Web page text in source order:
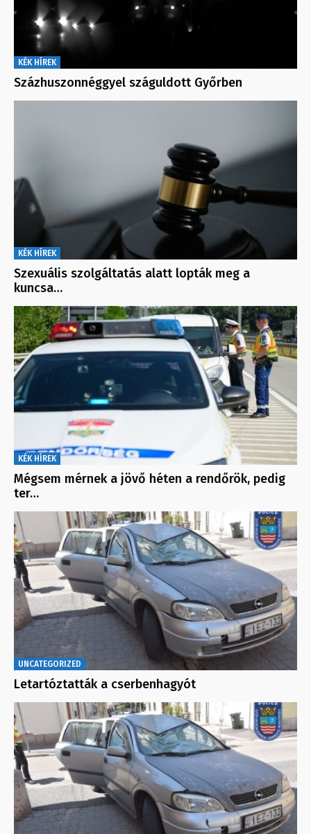
KÉK HÍREK
Százhuszonnéggyel száguldott Győrben
KÉK HÍREK
Szexuális szolgáltatás alatt lopták meg a
kuncsa…
KÉK HÍREK
Mégsem mérnek a jövő héten a rendőrök, pedig
ter…
UNCATEGORIZED
Letartóztatták a cserbenhagyót